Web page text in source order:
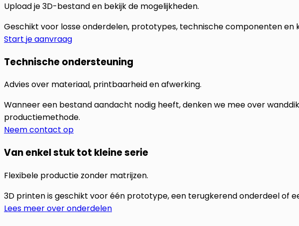
Upload je 3D-bestand en bekijk de mogelijkheden.
Geschikt voor losse onderdelen, prototypes, technische componenten en
Start je aanvraag
Technische ondersteuning
Advies over materiaal, printbaarheid en afwerking.
Wanneer een bestand aandacht nodig heeft, denken we mee over
productiemethode.
Neem contact op
Van enkel stuk tot kleine serie
Flexibele productie zonder matrijzen.
3D printen is geschikt voor één prototype, een terugkerend onderdeel of
Lees meer over onderdelen